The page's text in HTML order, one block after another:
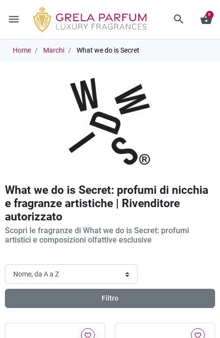
menu search shopping_basket
0
Home Marchi What we do is Secret
What we do is Secret: profumi di nicchia
e fragranze artistiche | Rivenditore
autorizzato
Scopri le fragranze di What we do is Secret: profumi
artistici e composizioni olfattive esclusive
Filtro
favorite_border favorite_border